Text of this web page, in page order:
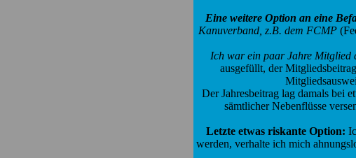
Eine weitere Option an eine
Kanuverband, z.B. dem FCMP
Ich war ein paar Jahre Mitglied
ausgefüllt, der
Der Jahresbeitrag lag damals bei
sämtlicher Nebenflüsse
Letzte etwas riskante Option:
werden, verhalte ich mich